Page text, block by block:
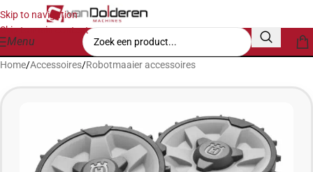
Skip to navigation
Skip to main content
Menu
Home/Accessoires/Robotmaaier accessoires